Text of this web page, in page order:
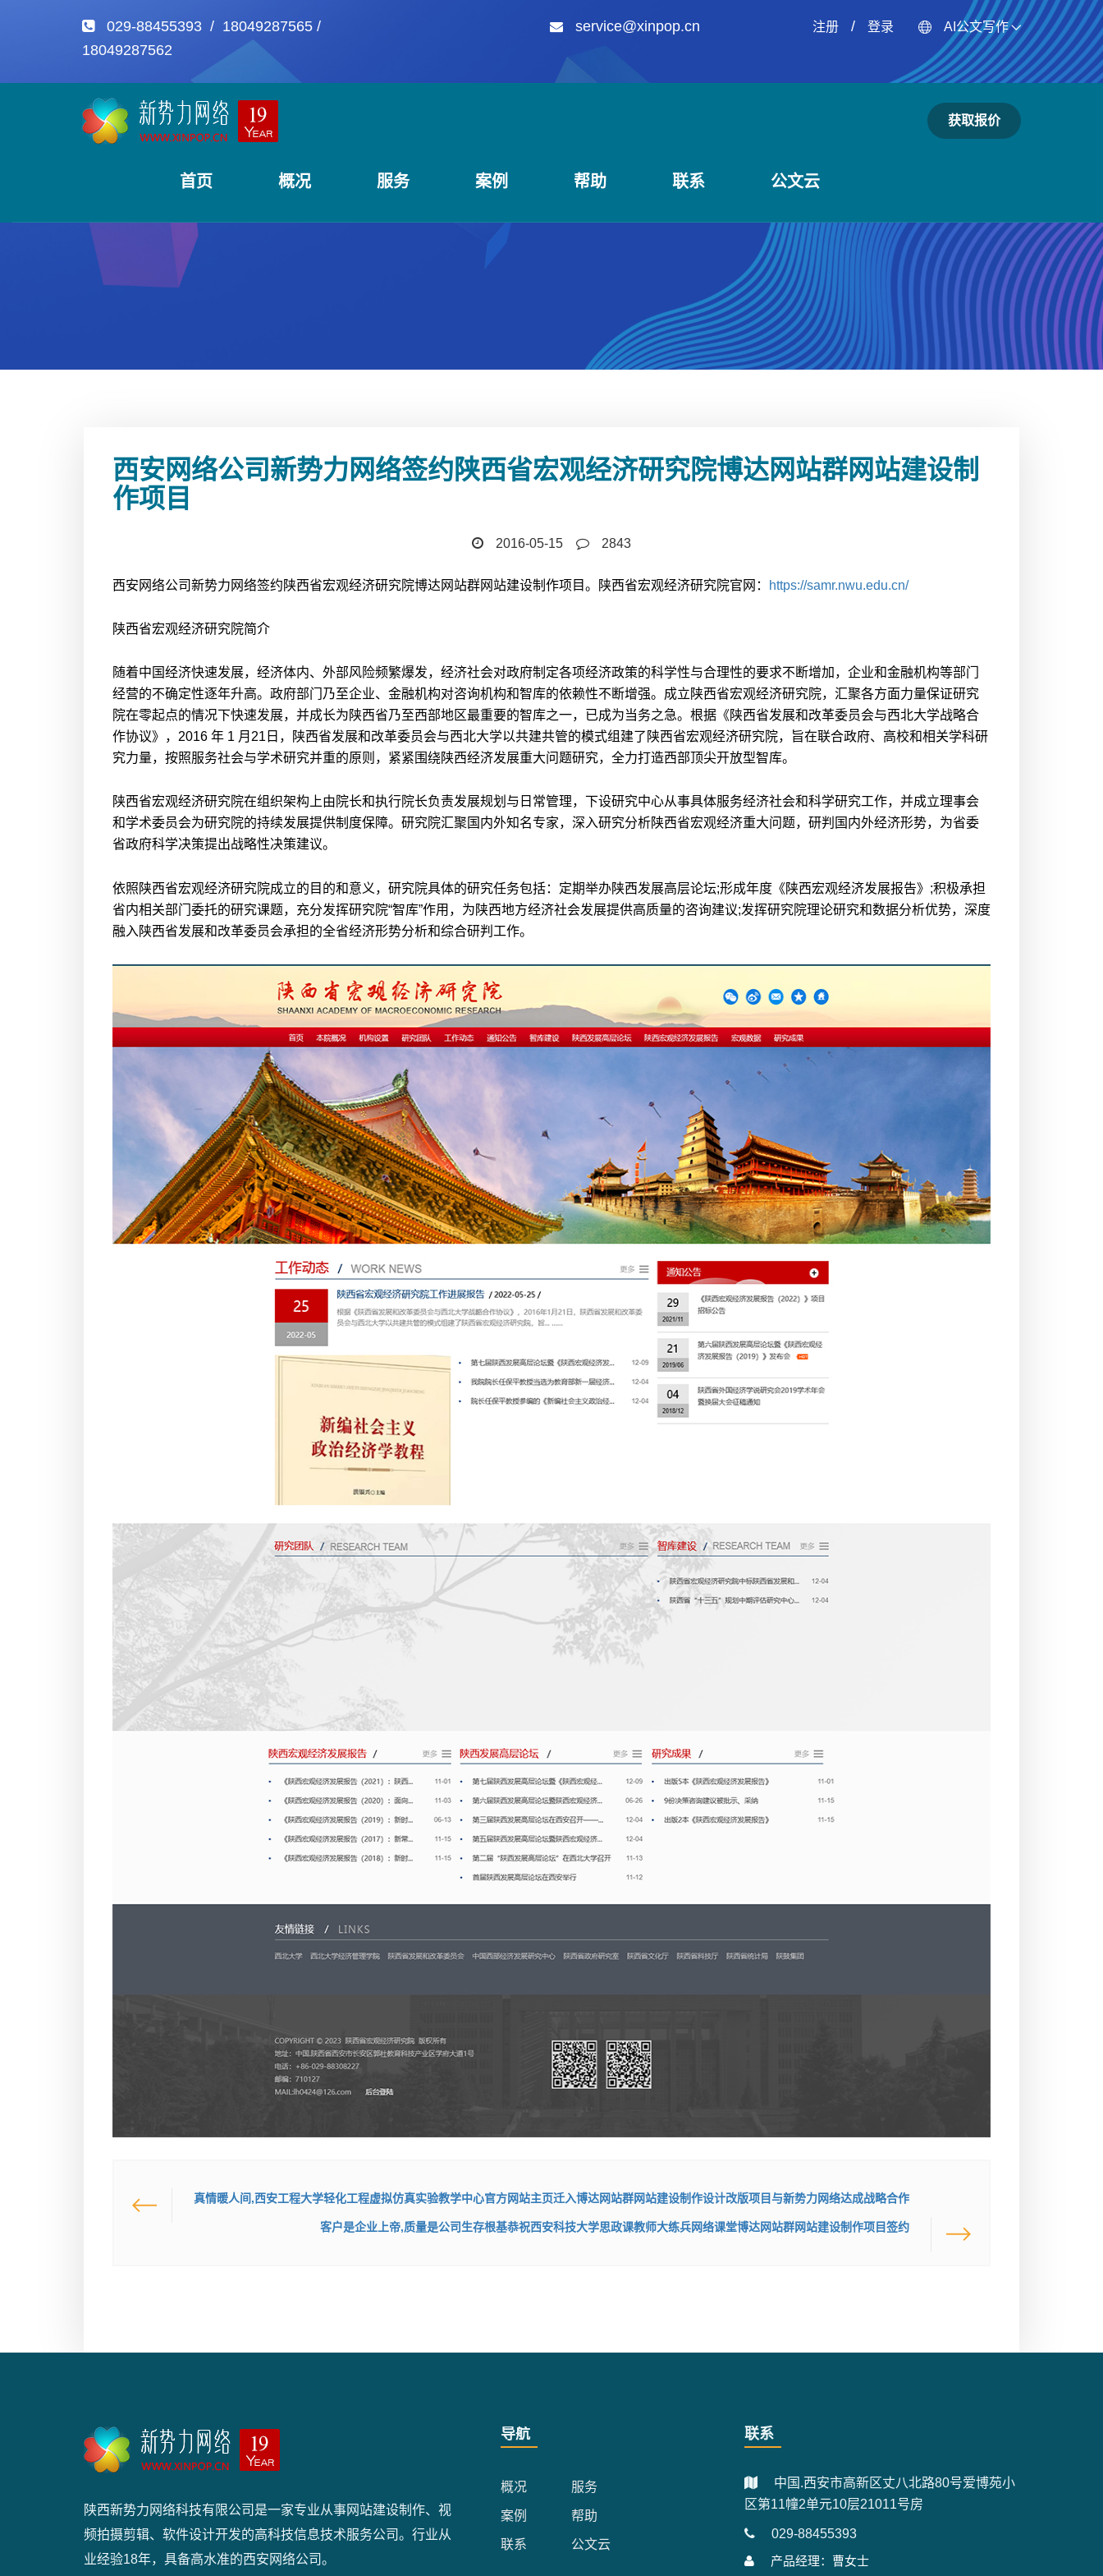
029-88455393 / 18049287565 /
18049287562
service@xinpop.cn 注册/ 登录 AI公文写作
首页 概况 服务 案例 帮助 联系 公文云
获取报价
西安网络公司新势力网络签约陕西省宏观经济研究院博达网站群网站建设制
作项目
2016-05-15 2843
西安网络公司新势力网络签约陕西省宏观经济研究院博达网站群网站建设制作项目。陕西省宏观经济研究院官网： https://samr.nwu.edu.cn/
陕西省宏观经济研究院简介
随着中国经济快速发展，经济体内、外部风险频繁爆发，经济社会对政府制定各项经济政策的科学性与合理性的要求不断增加，企业和金融机构等部门
经营的不确定性逐年升高。政府部门乃至企业、金融机构对咨询机构和智库的依赖性不断增强。成立陕西省宏观经济研究院，汇聚各方面力量保证研究
院在零起点的情况下快速发展，并成长为陕西省乃至西部地区最重要的智库之一，已成为当务之急。根据《陕西省发展和改革委员会与西北大学战略合
作协议》，2016 年 1 月21日，陕西省发展和改革委员会与西北大学以共建共管的模式组建了陕西省宏观经济研究院，旨在联合政府、高校和相关学科研
究力量，按照服务社会与学术研究并重的原则，紧紧围绕陕西经济发展重大问题研究，全力打造西部顶尖开放型智库。
陕西省宏观经济研究院在组织架构上由院长和执行院长负责发展规划与日常管理，下设研究中心从事具体服务经济社会和科学研究工作，并成立理事会
和学术委员会为研究院的持续发展提供制度保障。研究院汇聚国内外知名专家，深入研究分析陕西省宏观经济重大问题，研判国内外经济形势，为省委
省政府科学决策提出战略性决策建议。
依照陕西省宏观经济研究院成立的目的和意义，研究院具体的研究任务包括：定期举办陕西发展高层论坛;形成年度《陕西宏观经济发展报告》;积极承担
省内相关部门委托的研究课题，充分发挥研究院“智库”作用，为陕西地方经济社会发展提供高质量的咨询建议;发挥研究院理论研究和数据分析优势，深度
融入陕西省发展和改革委员会承担的全省经济形势分析和综合研判工作。
真情暖人间,西安工程大学轻化工程虚拟仿真实验教学中心官方网站主页迁入博达网站群网站建设制作设计改版项目与新势力网络达成战略合作
客户是企业上帝,质量是公司生存根基恭祝西安科技大学思政课教师大练兵网络课堂博达网站群网站建设制作项目签约
陕西新势力网络科技有限公司是一家专业从事网站建设制作、视
频拍摄剪辑、软件设计开发的高科技信息技术服务公司。行业从
业经验18年，具备高水准的西安网络公司。
导航
概况 服务
案例 帮助
联系 公文云
联系
中国.西安市高新区丈八北路80号爱博苑小
区第11幢2单元10层21011号房
029-88455393
产品经理：曹女士